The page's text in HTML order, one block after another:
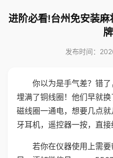
进阶必看!台州免安装
发布时间：
你以为是手气差？错
埋满了铜线圈！他们早就
磁线圈一通电，想要几点
牙耳机，遥控器一按，直接
若你在仪器使用上需